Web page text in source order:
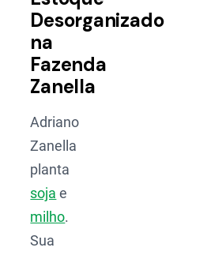
Desorganizado
na
Fazenda
Zanella
Adriano
Zanella
planta
soja e
milho.
Sua